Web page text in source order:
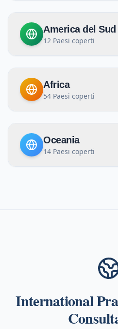
America del Sud
12 Paesi coperti
Africa
54 Paesi coperti
Oceania
14 Paesi coperti
International